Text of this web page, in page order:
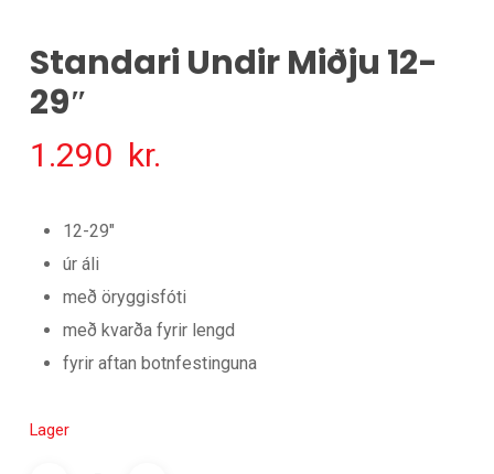
Standari Undir Miðju 12-
29″
1.290 kr.
12-29″
úr áli
með öryggisfóti
með kvarða fyrir lengd
fyrir aftan botnfestinguna
Lager